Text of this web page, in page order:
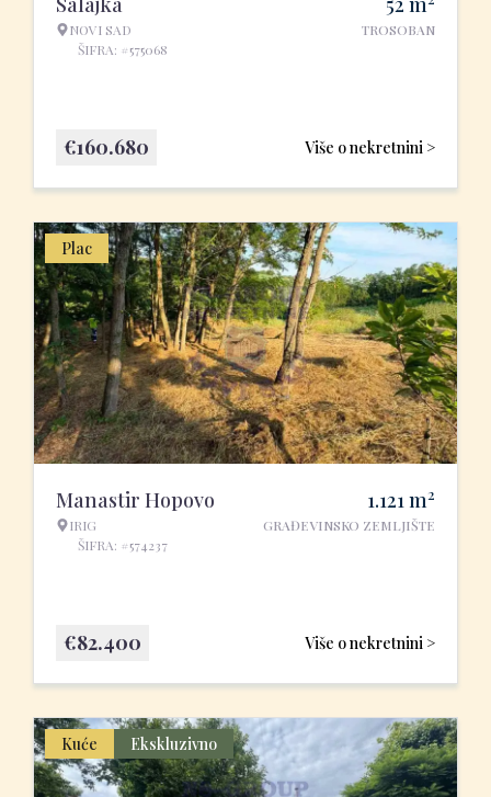
NOVI SAD
ŠIFRA: #575068
TROSOBAN
Više o nekretnini >
€160.680
Plac
Manastir Hopovo
IRIG
ŠIFRA: #574237
1.121m2
GRAĐEVINSKO ZEMLJIŠTE
Više o nekretnini >
€82.400
Kuće Ekskluzivno